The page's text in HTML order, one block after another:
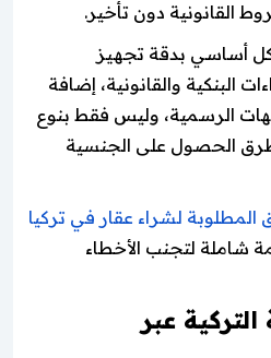
القانونية دون تأخير.
أساسي بدقة تجهيز
البنكية والقانونية، إضافة
الرسمية، وليس فقط بنوع
الحصول على الجنسية
المطلوبة لشراء عقار في تركيا
شاملة لتجنب الأخطاء
عبر